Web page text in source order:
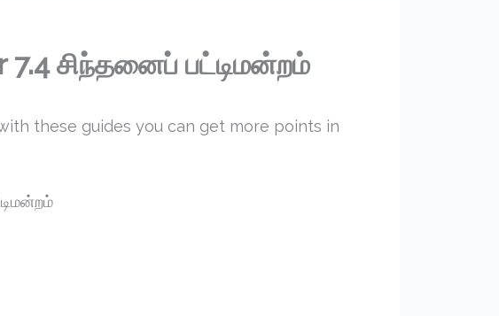
7.4 சிந்தனைப் பட்டிமன்றம்
these guides you can get more points in